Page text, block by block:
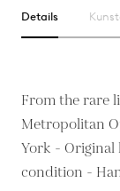
Details
From the rare
Metropolitan
York -
condition -